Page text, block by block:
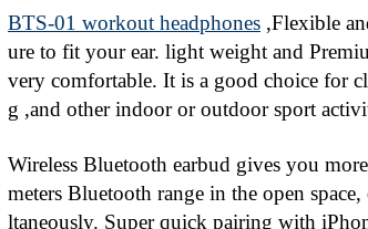
BTS-01 workout headphones ,Flexible
ure to fit your ear. light weight and
very comfortable. It is a good choice for
g ,and other indoor or outdoor sport
Wireless Bluetooth earbud gives you
meters Bluetooth range in the open
ltaneously. Super quick pairing with